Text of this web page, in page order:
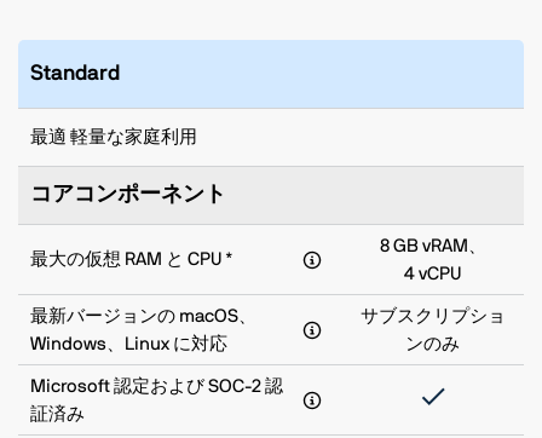
Standard
最適 軽量な家庭利用
コアコンポーネント
最大の仮想 RAM と CPU *
8 GB vRAM、
4 vCPU
最新バージョンの macOS、
Windows、Linux に対応
サブスクリプショ
ンのみ
Microsoft 認定および SOC-2 認
証済み